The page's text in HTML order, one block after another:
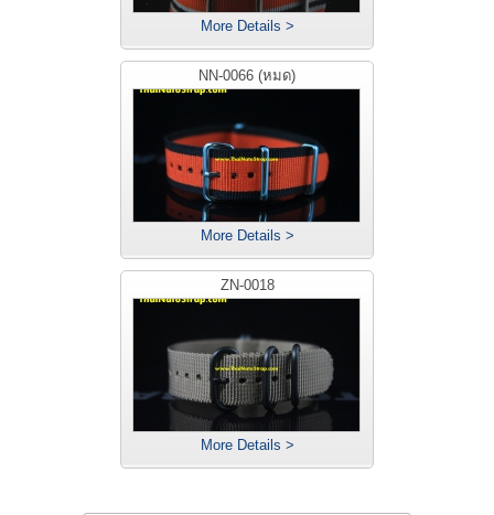
More Details >
NN-0066 (หมด)
More Details >
ZN-0018
More Details >